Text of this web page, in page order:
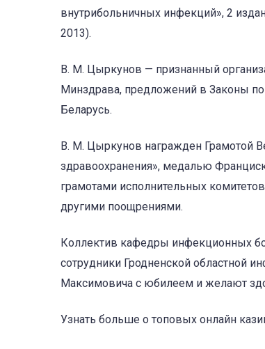
внутрибольничных инфекций», 2
2013).
В. М. Цыркунов — признанный
Минздрава, предложений в Законы по
Беларусь.
В. М. Цыркунов награжден Грамотой
здравоохранения», медалью
грамотами исполнительных
другими поощрениями.
Коллектив кафедры инфекционных
сотрудники Гродненской областной
Максимовича с юбилеем и желают
Узнать больше о топовых онлайн